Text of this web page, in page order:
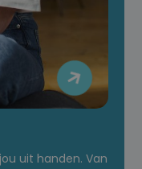

uit handen. Van